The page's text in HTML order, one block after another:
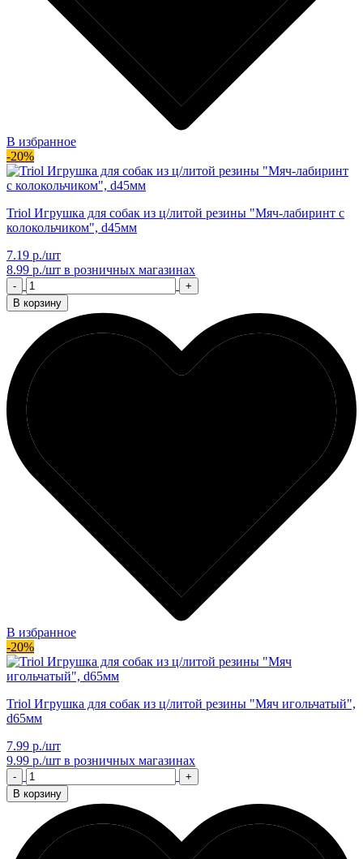
В избранное
-20%
Triol Игрушка для собак из ц/литой резины "Мяч-лабиринт с
колокольчиком", d45мм
7.19 р./шт
8.99 р./шт в розничных магазинах
-
+
В корзину
В избранное
-20%
Triol Игрушка для собак из ц/литой резины "Мяч игольчатый",
d65мм
7.99 р./шт
9.99 р./шт в розничных магазинах
-
+
В корзину